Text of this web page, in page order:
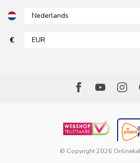
€
© Copyright 2026